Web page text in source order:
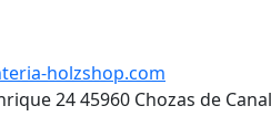
holzshop.com
24 45960 Chozas de